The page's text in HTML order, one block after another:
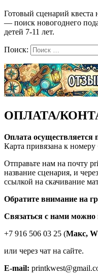
Готовый сценарий
— поиск новогоднего
детей 7-11 лет.
Поиск:
ОПЛАТА/
Оплата осуществляется
Карта привязана к номеру
Отправьте нам на почту
название сценария, и
ссылкой на скачивание
Обратите внимание на
Связаться с нами можно
+7 916 506 03 25 (Макс,
или через чат на сайте.
E-mail: